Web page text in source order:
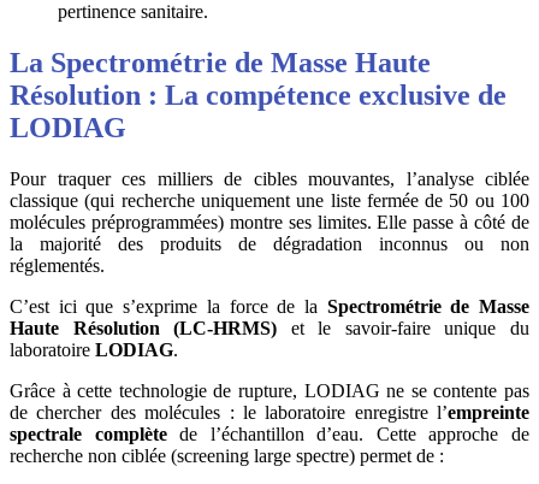
pertinence sanitaire.
La Spectrométrie de Masse Haute
Résolution : La compétence exclusive de
LODIAG
Pour traquer ces milliers de cibles mouvantes, l’analyse ciblée
classique (qui recherche uniquement une liste fermée de 50 ou 100
molécules préprogrammées) montre ses limites. Elle passe à côté de
la majorité des produits de dégradation inconnus ou non
réglementés.
C’est ici que s’exprime la force de la Spectrométrie de Masse
Haute Résolution (LC-HRMS) et le savoir-faire unique du
laboratoire LODIAG.
Grâce à cette technologie de rupture, LODIAG ne se contente pas
de chercher des molécules : le laboratoire enregistre l’empreinte
spectrale complètede l’échantillon d’eau. Cette approche de
recherche non ciblée (screening large spectre) permet de :